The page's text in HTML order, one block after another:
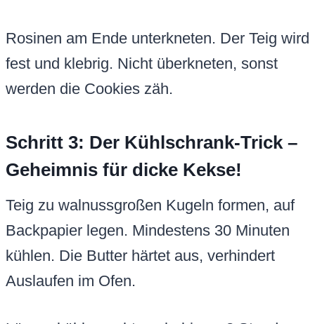
Rosinen am Ende unterkneten. Der Teig wird
fest und klebrig. Nicht überkneten, sonst
werden die Cookies zäh.
Schritt 3: Der Kühlschrank-Trick –
Geheimnis für dicke Kekse!
Teig zu walnussgroßen Kugeln formen, auf
Backpapier legen. Mindestens 30 Minuten
kühlen. Die Butter härtet aus, verhindert
Auslaufen im Ofen.